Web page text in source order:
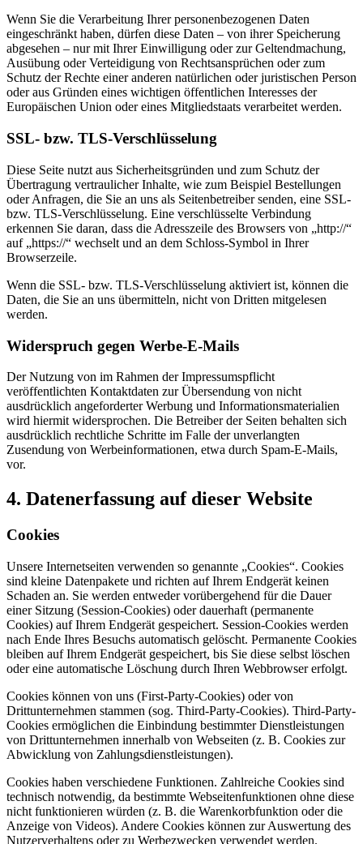
Wenn Sie die Verarbeitung Ihrer personenbezogenen Daten
eingeschränkt haben, dürfen diese Daten – von ihrer Speicherung
abgesehen – nur mit Ihrer Einwilligung oder zur Geltendmachung,
Ausübung oder Verteidigung von Rechtsansprüchen oder zum
Schutz der Rechte einer anderen natürlichen oder juristischen Person
oder aus Gründen eines wichtigen öffentlichen Interesses der
Europäischen Union oder eines Mitgliedstaats verarbeitet werden.
SSL- bzw. TLS-Verschlüsselung
Diese Seite nutzt aus Sicherheitsgründen und zum Schutz der
Übertragung vertraulicher Inhalte, wie zum Beispiel Bestellungen
oder Anfragen, die Sie an uns als Seitenbetreiber senden, eine SSL-
bzw. TLS-Verschlüsselung. Eine verschlüsselte Verbindung
erkennen Sie daran, dass die Adresszeile des Browsers von „http://“
auf „https://“ wechselt und an dem Schloss-Symbol in Ihrer
Browserzeile.
Wenn die SSL- bzw. TLS-Verschlüsselung aktiviert ist, können die
Daten, die Sie an uns übermitteln, nicht von Dritten mitgelesen
werden.
Widerspruch gegen Werbe-E-Mails
Der Nutzung von im Rahmen der Impressumspflicht
veröffentlichten Kontaktdaten zur Übersendung von nicht
ausdrücklich angeforderter Werbung und Informationsmaterialien
wird hiermit widersprochen. Die Betreiber der Seiten behalten sich
ausdrücklich rechtliche Schritte im Falle der unverlangten
Zusendung von Werbeinformationen, etwa durch Spam-E-Mails,
vor.
4. Datenerfassung auf dieser Website
Cookies
Unsere Internetseiten verwenden so genannte „Cookies“. Cookies
sind kleine Datenpakete und richten auf Ihrem Endgerät keinen
Schaden an. Sie werden entweder vorübergehend für die Dauer
einer Sitzung (Session-Cookies) oder dauerhaft (permanente
Cookies) auf Ihrem Endgerät gespeichert. Session-Cookies werden
nach Ende Ihres Besuchs automatisch gelöscht. Permanente Cookies
bleiben auf Ihrem Endgerät gespeichert, bis Sie diese selbst löschen
oder eine automatische Löschung durch Ihren Webbrowser erfolgt.
Cookies können von uns (First-Party-Cookies) oder von
Drittunternehmen stammen (sog. Third-Party-Cookies). Third-Party-
Cookies ermöglichen die Einbindung bestimmter Dienstleistungen
von Drittunternehmen innerhalb von Webseiten (z. B. Cookies zur
Abwicklung von Zahlungsdienstleistungen).
Cookies haben verschiedene Funktionen. Zahlreiche Cookies sind
technisch notwendig, da bestimmte Webseitenfunktionen ohne diese
nicht funktionieren würden (z. B. die Warenkorbfunktion oder die
Anzeige von Videos). Andere Cookies können zur Auswertung des
Nutzerverhaltens oder zu Werbezwecken verwendet werden.